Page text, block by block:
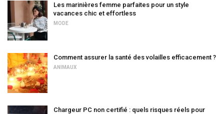
Les marinières femme parfaites pour un style
vacances chic et effortless
MODE
Comment assurer la santé des volailles efficacement ?
ANIMAUX
Chargeur PC non certifié : quels risques réels pour